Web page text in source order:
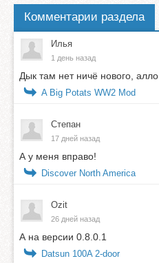
Комментарии раздела
Илья
1 день назад
Дык там нет ничё нового, алло
A Big Potats WW2 Mod
Степан
17 дней назад
А у меня вправо!
Discover North America
Ozit
26 дней назад
А на версии 0.8.0.1
Datsun 100A 2-door